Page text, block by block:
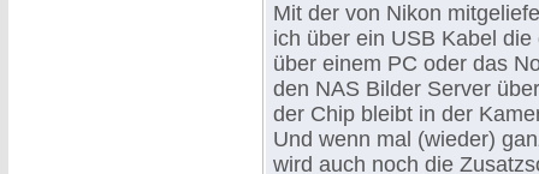
Mit der von Nikon
ich über ein USB Kabel
über einem PC oder das
den NAS Bilder Server
der Chip bleibt in der
Und wenn mal (wieder)
wird auch noch die